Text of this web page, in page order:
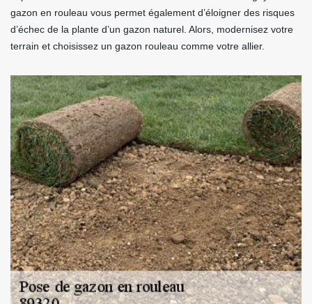
gazon en rouleau vous permet également d’éloigner des risques
d’échec de la plante d’un gazon naturel. Alors, modernisez votre
terrain et choisissez un gazon rouleau comme votre allier.